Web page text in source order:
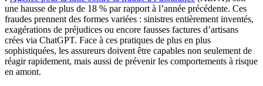
une hausse de plus de 18 % par rapport à l’année précédente. Ces
fraudes prennent des formes variées : sinistres entièrement inventés,
exagérations de préjudices ou encore fausses factures d’artisans
crées via ChatGPT. Face à ces pratiques de plus en plus
sophistiquées, les assureurs doivent être capables non seulement de
réagir rapidement, mais aussi de prévenir les comportements à risque
en amont.